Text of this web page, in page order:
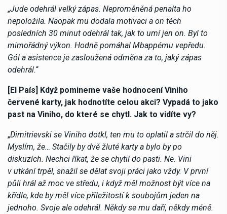
„Jude odehrál velký zápas. Neproměněná penalta ho
nepoložila. Naopak mu dodala motivaci a on těch
posledních 30 minut odehrál tak, jak to umí jen on. Byl to
mimořádný výkon. Hodně pomáhal Mbappému vepředu.
Gól a asistence je zasloužená odměna za to, jaký zápas
odehrál.“
[El País] Když pomineme vaše hodnocení Viniho
červené karty, jak hodnotíte celou akci? Vypadá to jako
past na Viniho, do které se chytl. Jak to vidíte vy?
„Dimitrievski se Viniho dotkl, ten mu to oplatil a strčil do něj.
Myslím, že… Stačily by dvě žluté karty a bylo by po
diskuzích. Nechci říkat, že se chytil do pasti. Ne. Vini
v utkání trpěl, snažil se dělat svoji práci jako vždy. V první
půli hrál až moc ve středu, i když měl možnost být více na
křídle, kde by měl více příležitostí k soubojům jeden na
jednoho. Svoje ale odehrál. Někdy se mu daří, někdy méně.